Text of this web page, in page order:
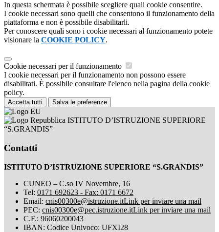
In questa schermata è possibile scegliere quali cookie consentire.
I cookie necessari sono quelli che consentono il funzionamento della
piattaforma e non è possibile disabilitarli.
Per conoscere quali sono i cookie necessari al funzionamento potete
visionare la COOKIE POLICY.
Cookie necessari per il funzionamento
I cookie necessari per il funzionamento non possono essere
disabilitati. È possibile consultare l'elenco nella pagina della cookie
policy.
Accetta tutti Salva le preferenze
ISTITUTO D’ISTRUZIONE SUPERIORE
“S.GRANDIS”
Contatti
ISTITUTO D’ISTRUZIONE SUPERIORE “S.GRANDIS”
CUNEO – C.so IV Novembre, 16
Tel: 0171 692623 - Fax: 0171 6672
Email: cnis00300e@istruzione.itLink per inviare una mail
PEC: cnis00300e@pec.istruzione.itLink per inviare una mail
C.F.: 96060200043
IBAN: Codice Univoco: UFXI28